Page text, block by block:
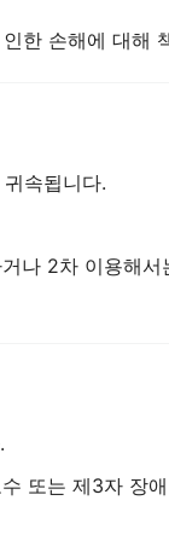
한 손해에 대해
속됩니다.
나 2차 이용해
또는 제3자 장